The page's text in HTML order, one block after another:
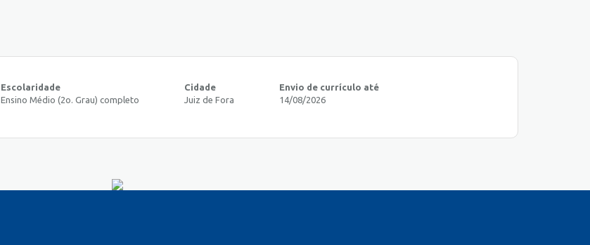
Escolaridade
Ensino Médio (2o. Grau) completo
Cidade
Juiz de Fora
Envio de currículo até
14/08/2026